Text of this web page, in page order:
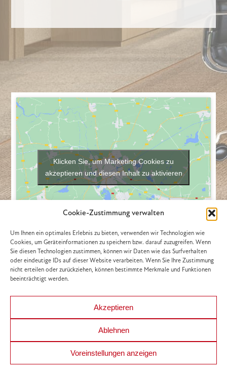
Cookie-Zustimmung verwalten
Um Ihnen ein optimales Erlebnis zu bieten, verwenden wir Technologien wie
Cookies, um Geräteinformationen zu speichern bzw. darauf zuzugreifen. Wenn
Sie diesen Technologien zustimmen, können wir Daten wie das Surfverhalten
oder eindeutige IDs auf dieser Website verarbeiten. Wenn Sie Ihre Zustimmung
nicht erteilen oder zurückziehen, können bestimmte Merkmale und Funktionen
beeinträchtigt werden.
Akzeptieren
Ablehnen
Voreinstellungen anzeigen
Klicken Sie, um Marketing Cookies zu
akzeptieren und diesen Inhalt zu aktivieren
Copyright - HELION IMMOBILIEN Beteiligung GmbH | Webdesign
Ameisenhaufen.at|Impressum|Datenschutzerklärung
|AGB|Nebenkostenübersicht|FAGG